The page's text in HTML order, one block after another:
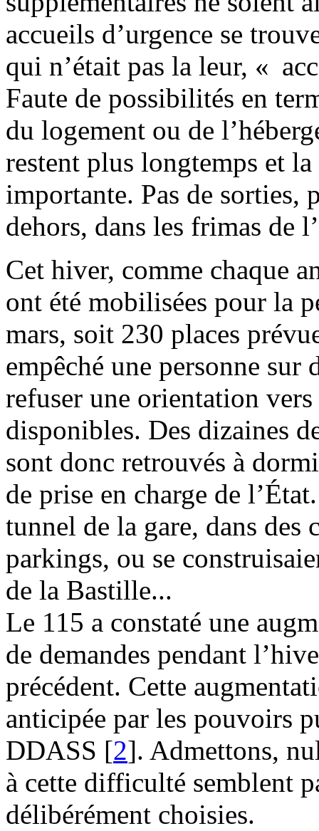
accueils d’urgence se
qui n’était pas la leur, «
Faute de possibilités en
du logement ou de
restent plus longtemps et
importante. Pas de sorties,
dehors, dans les frimas de
Cet hiver, comme chaque
ont été mobilisées pour la
mars, soit 230 places
empêché une personne
refuser une orientation
disponibles. Des dizaines
sont donc retrouvés à
de prise en charge de
tunnel de la gare, dans des
parkings, ou se
de la Bastille...
Le 115 a constaté une
de demandes pendant
précédent. Cette
anticipée par les pouvoirs
DDASS [2]. Admettons,
à cette difficulté semblent
délibérément choisies.